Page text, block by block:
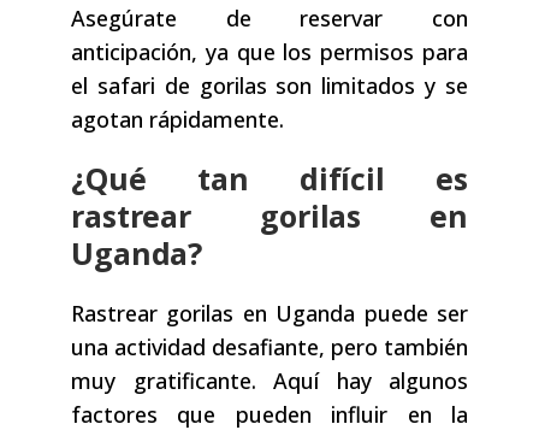
Asegúrate de reservar con
anticipación, ya que los permisos para
el safari de gorilas son limitados y se
agotan rápidamente.
¿Qué tan difícil es
rastrear gorilas en
Uganda?
Rastrear gorilas en Uganda puede ser
una actividad desafiante, pero también
muy gratificante. Aquí hay algunos
factores que pueden influir en la